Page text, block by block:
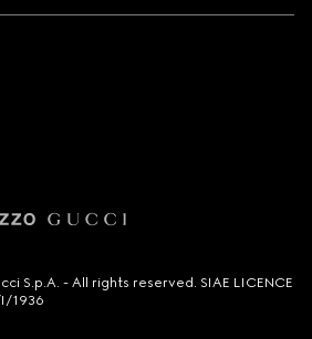
S.p.A. - All rights reserved. SIAE LICENCE
1936